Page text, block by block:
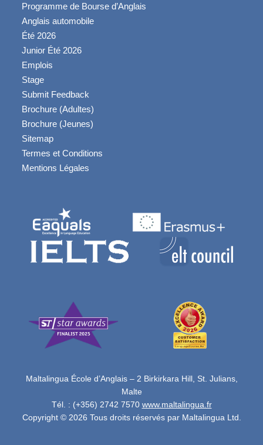
Programme de Bourse d’Anglais
Anglais automobile
Été 2026
Junior Été 2026
Emplois
Stage
Submit Feedback
Brochure (Adultes)
Brochure (Jeunes)
Sitemap
Termes et Conditions
Mentions Légales
Maltalingua École d’Anglais – 2 Birkirkara Hill, St. Julians,
Malte
Tél. : (+356) 2742 7570 www.maltalingua.fr
Copyright © 2026 Tous droits réservés par Maltalingua Ltd.